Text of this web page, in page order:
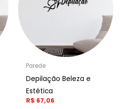
Parede
Depilação Beleza e
Estética
R$ 67,06